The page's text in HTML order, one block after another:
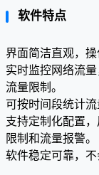
软件特点
界面简洁直观，
实时监控网络流
流量限制。
可按时间段统计
支持定制化配置
限制和流量报警。
软件稳定可靠，不